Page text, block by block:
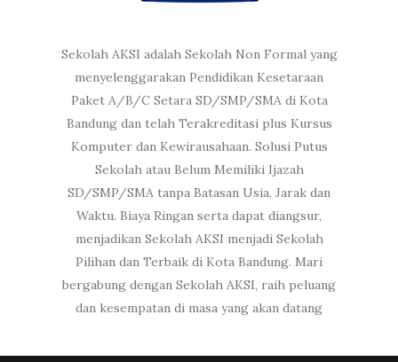
Sekolah AKSI adalah Sekolah Non Formal yang
menyelenggarakan Pendidikan Kesetaraan
Paket A/B/C Setara SD/SMP/SMA di Kota
Bandung dan telah Terakreditasi plus Kursus
Komputer dan Kewirausahaan. Solusi Putus
Sekolah atau Belum Memiliki Ijazah
SD/SMP/SMA tanpa Batasan Usia, Jarak dan
Waktu. Biaya Ringan serta dapat diangsur,
menjadikan Sekolah AKSI menjadi Sekolah
Pilihan dan Terbaik di Kota Bandung. Mari
bergabung dengan Sekolah AKSI, raih peluang
dan kesempatan di masa yang akan datang